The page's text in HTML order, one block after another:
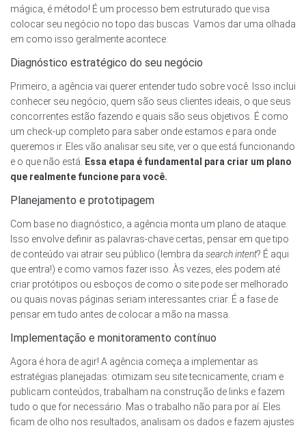
mágica, é método! É um processo bem estruturado que visa
colocar seu negócio no topo das buscas. Vamos dar uma olhada
em como isso geralmente acontece:
Diagnóstico estratégico do seu negócio
Primeiro, a agência vai querer entender tudo sobre você. Isso inclui
conhecer seu negócio, quem são seus clientes ideais, o que seus
concorrentes estão fazendo e quais são seus objetivos. É como
um check-up completo para saber onde estamos e para onde
queremos ir. Eles vão analisar seu site, ver o que está funcionando
e o que não está.
Essa etapa é fundamental para criar um plano
que realmente funcione para você.
Planejamento e prototipagem
Com base no diagnóstico, a agência monta um plano de ataque.
Isso envolve definir as palavras-chave certas, pensar em que tipo
de conteúdo vai atrair seu público (lembra da search intent? É aqui
que entra!) e como vamos fazer isso. Às vezes, eles podem até
criar protótipos ou esboços de como o site pode ser melhorado
ou quais novas páginas seriam interessantes criar. É a fase de
pensar em tudo antes de colocar a mão na massa.
Implementação e monitoramento contínuo
Agora é hora de agir! A agência começa a implementar as
estratégias planejadas: otimizam seu site tecnicamente, criam e
publicam conteúdos, trabalham na construção de links e fazem
tudo o que for necessário. Mas o trabalho não para por aí. Eles
ficam de olho nos resultados, analisam os dados e fazem ajustes